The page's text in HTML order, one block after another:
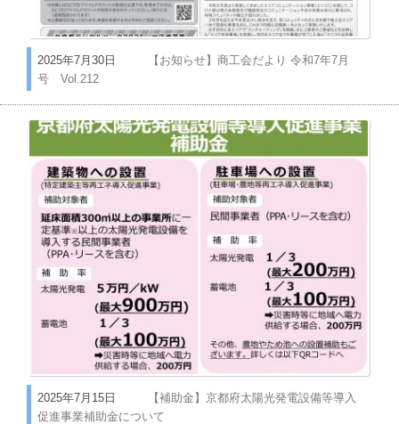
2025年7月30日
【お知らせ】商工会だより 令和7年7月
号 Vol.212
2025年7月15日
【補助金】京都府太陽光発電設備等導入
促進事業補助金について